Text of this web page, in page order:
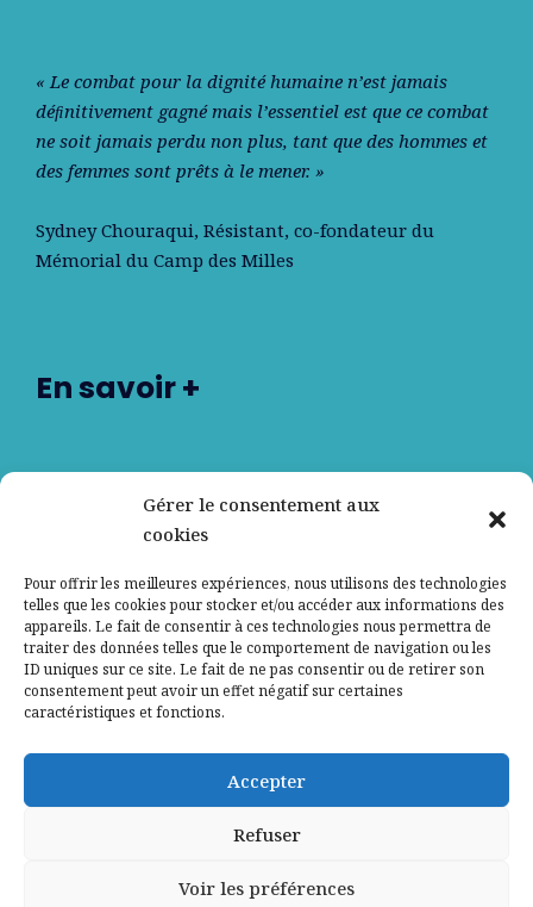
Gérer le consentement aux
cookies
Pour offrir les meilleures expériences, nous utilisons des technologies
telles que les cookies pour stocker et/ou accéder aux informations des
appareils. Le fait de consentir à ces technologies nous permettra de
traiter des données telles que le comportement de navigation ou les
ID uniques sur ce site. Le fait de ne pas consentir ou de retirer son
consentement peut avoir un effet négatif sur certaines
caractéristiques et fonctions.
Accepter
Refuser
Voir les préférences
« Le combat pour la dignité humaine n’est jamais
déﬁnitivement gagné mais l’essentiel est que ce combat
ne soit jamais perdu non plus, tant que des hommes et
des femmes sont prêts à le mener. »
Sydney Chouraqui, Résistant, co-fondateur du
Mémorial du Camp des Milles
En savoir +
Contactez-nous
Mentions légales